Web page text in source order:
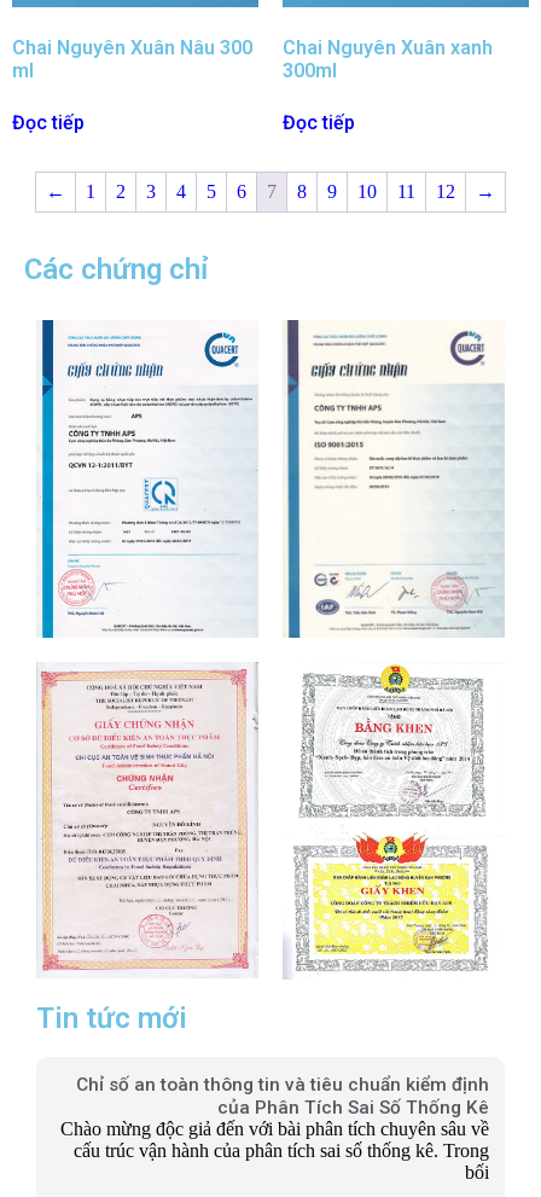
Chai Nguyên Xuân Nâu 300
ml
Đọc tiếp
Chai Nguyên Xuân xanh
300ml
Đọc tiếp
← 1 2 3 4 5 6 7 8 9 10 11 12 →
Các chứng chỉ
Tin tức mới
Chỉ số an toàn thông tin và tiêu chuẩn kiểm định
của Phân Tích Sai Số Thống Kê
Chào mừng độc giả đến với bài phân tích chuyên sâu về
cấu trúc vận hành của phân tích sai số thống kê. Trong
bối